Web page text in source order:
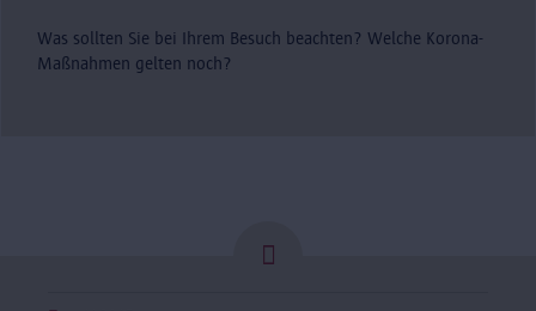
Was sollten Sie bei Ihrem Besuch beachten? Welche Korona-
Maßnahmen gelten noch?